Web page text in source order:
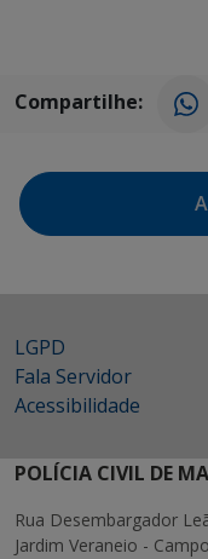
Compartilhe:
LGPD
Fala Servidor
Acessibilidade
POLÍCIA CIVIL DE
Rua Desembargador
Jardim Veraneio -